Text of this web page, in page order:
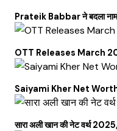
Prateik Babbar ने बदला
OTT Releases March
Saiyami Kher Net Worth
सारा अली खान की नेट वर्थ